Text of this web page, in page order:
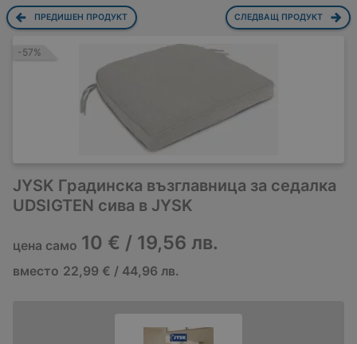
ПРЕДИШЕН ПРОДУКТ СЛЕДВАЩ ПРОДУКТ
-57%
JYSK Градинска възглавница за седалка
UDSIGTEN сива в JYSK
цена само 10 € / 19,56 лв.
вместо 22,99 € / 44,96 лв.